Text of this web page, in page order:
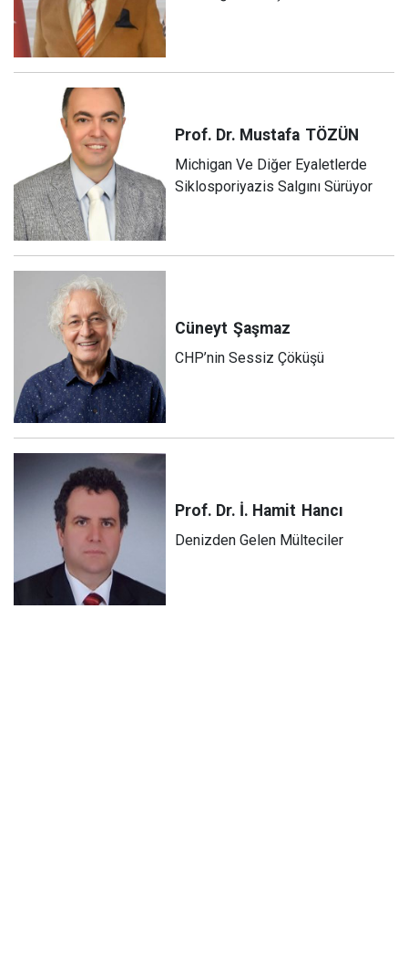
Prof. Dr. Mustafa TÖZÜN
Michigan Ve Diğer Eyaletlerde
Siklosporiyazis Salgını Sürüyor
Cüneyt Şaşmaz
CHP’nin Sessiz Çöküşü
Prof. Dr. İ. Hamit Hancı
Denizden Gelen Mülteciler